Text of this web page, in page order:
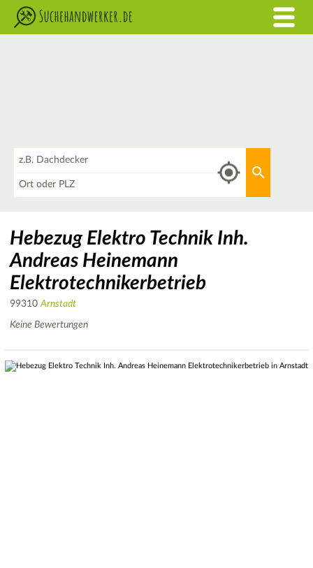
Hebezug Elektro Technik Inh.
Andreas Heinemann
Elektrotechnikerbetrieb
99310Arnstadt
Keine Bewertungen